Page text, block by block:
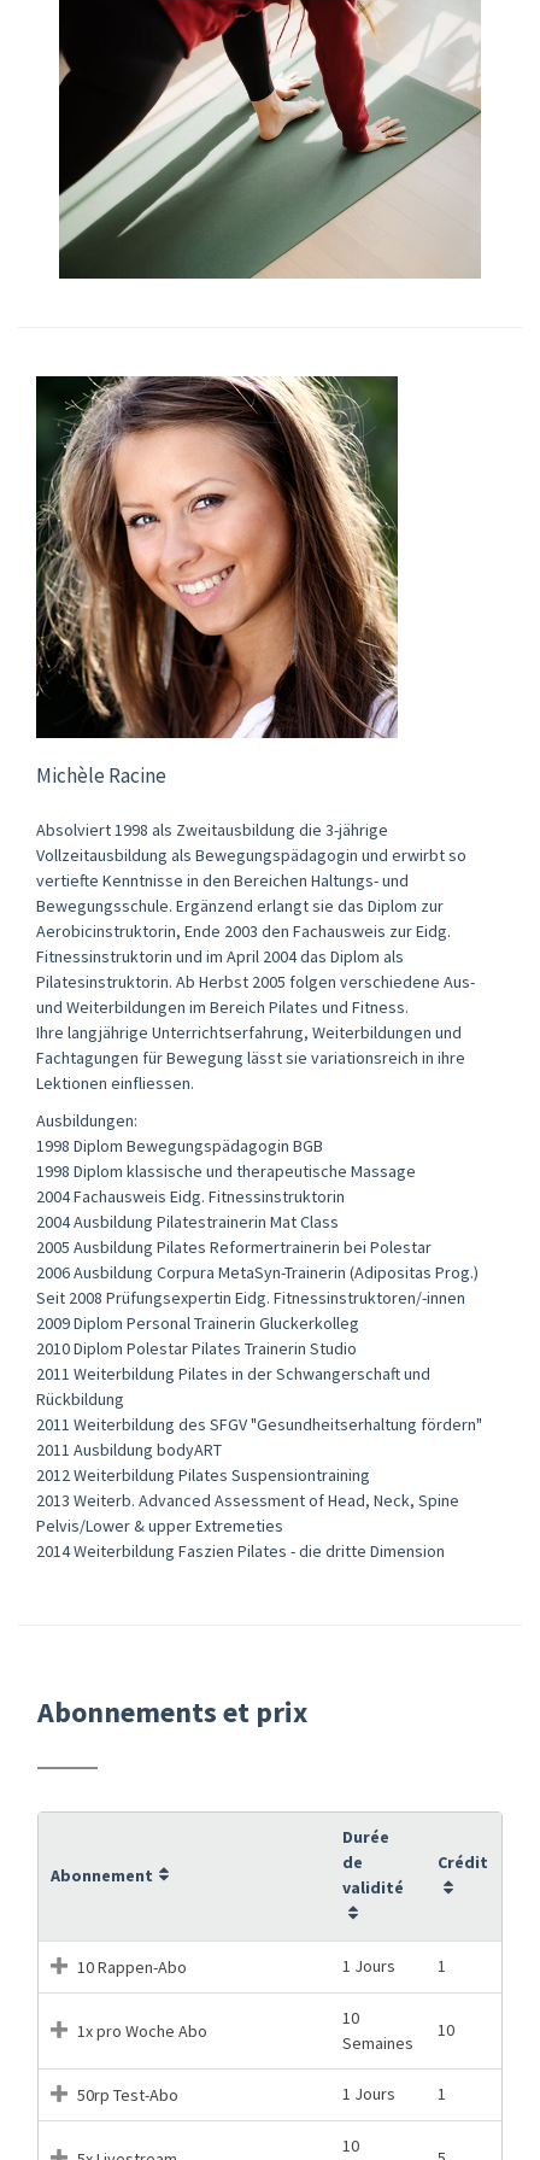
Michèle Racine
Absolviert 1998 als Zweitausbildung die 3-jährige
Vollzeitausbildung als Bewegungspädagogin und erwirbt so
vertiefte Kenntnisse in den Bereichen Haltungs- und
Bewegungsschule. Ergänzend erlangt sie das Diplom zur
Aerobicinstruktorin, Ende 2003 den Fachausweis zur Eidg.
Fitnessinstruktorin und im April 2004 das Diplom als
Pilatesinstruktorin. Ab Herbst 2005 folgen verschiedene Aus-
und Weiterbildungen im Bereich Pilates und Fitness.
Ihre langjährige Unterrichtserfahrung, Weiterbildungen und
Fachtagungen für Bewegung lässt sie variationsreich in ihre
Lektionen einfliessen.
Ausbildungen:
1998 Diplom Bewegungspädagogin BGB
1998 Diplom klassische und therapeutische Massage
2004 Fachausweis Eidg. Fitnessinstruktorin
2004 Ausbildung Pilatestrainerin Mat Class
2005 Ausbildung Pilates Reformertrainerin bei Polestar
2006 Ausbildung Corpura MetaSyn-Trainerin (Adipositas Prog.)
Seit 2008 Prüfungsexpertin Eidg. Fitnessinstruktoren/-innen
2009 Diplom Personal Trainerin Gluckerkolleg
2010 Diplom Polestar Pilates Trainerin Studio
2011 Weiterbildung Pilates in der Schwangerschaft und
Rückbildung
2011 Weiterbildung des SFGV "Gesundheitserhaltung fördern"
2011 Ausbildung bodyART
2012 Weiterbildung Pilates Suspensiontraining
2013 Weiterb. Advanced Assessment of Head, Neck, Spine
Pelvis/Lower & upper Extremeties
2014 Weiterbildung Faszien Pilates - die dritte Dimension
Abonnements et prix
Abonnement
Durée
de
validité
Crédit
10 Rappen-Abo 1 Jours 1
1x pro Woche Abo
10
Semaines
10
50rp Test-Abo 1 Jours 1
10